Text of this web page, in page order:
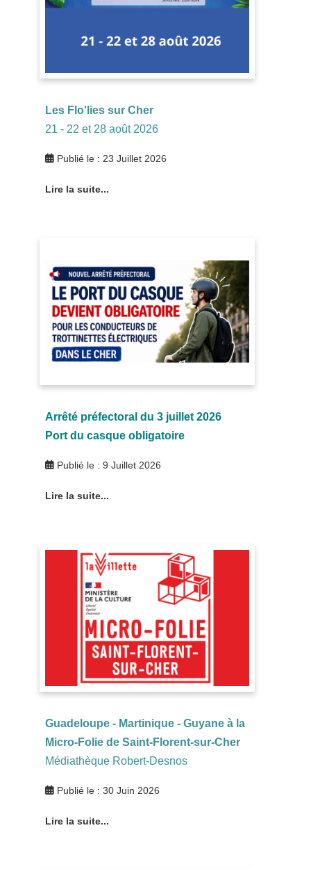
Les Flo'lies sur Cher
21 - 22 et 28 août 2026
Publié le : 23 Juillet 2026
Lire la suite...
Arrêté préfectoral du 3 juillet 2026
Port du casque obligatoire
Publié le : 9 Juillet 2026
Lire la suite...
Guadeloupe - Martinique - Guyane à la
Micro-Folie de Saint-Florent-sur-Cher
Médiathèque Robert-Desnos
Publié le : 30 Juin 2026
Lire la suite...